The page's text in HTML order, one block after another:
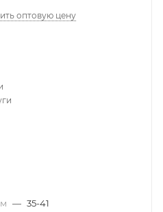
оптовую цену
— 35-41